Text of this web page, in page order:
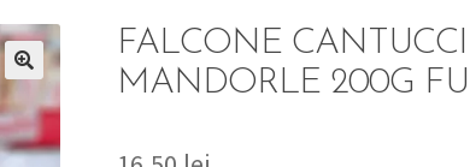
FALCONE
MANDORLE 200G